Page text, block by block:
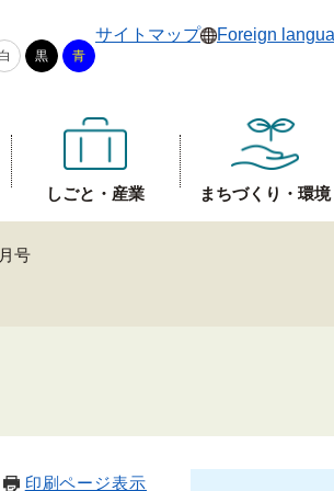
白 黒 青
サイトマップ
Foreign
しごと・産業 まちづくり・環境
号
印刷ページ表示